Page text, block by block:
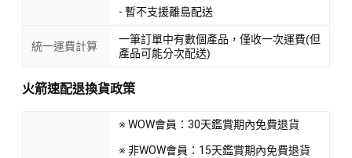
- 暫不支援離島配送
統一運費計算
一筆訂單中有數個產品，僅收一次運費(但
產品可能分次配送)
火箭速配退換貨政策
※ WOW會員：30天鑑賞期內免費退貨
※ 非WOW會員：15天鑑賞期內免費退貨